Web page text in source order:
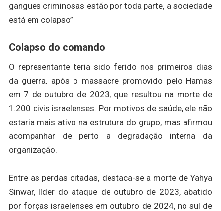
gangues criminosas estão por toda parte, a sociedade
está em colapso”.
Colapso do comando
O representante teria sido ferido nos primeiros dias
da guerra, após o massacre promovido pelo Hamas
em 7 de outubro de 2023, que resultou na morte de
1.200 civis israelenses. Por motivos de saúde, ele não
estaria mais ativo na estrutura do grupo, mas afirmou
acompanhar de perto a degradação interna da
organização.
Entre as perdas citadas, destaca-se a morte de Yahya
Sinwar, líder do ataque de outubro de 2023, abatido
por forças israelenses em outubro de 2024, no sul de